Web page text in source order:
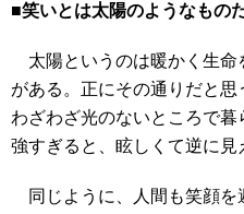
■笑いとは太陽のようなもの
太陽というのは暖かく生命
がある。正にその通りだと
わざわざ光のないところで
強すぎると、眩しくて逆に見
同じように、人間も笑顔を